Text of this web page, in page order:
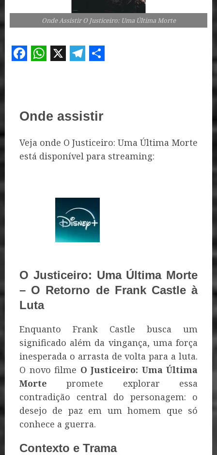
Onde Assistir O Justiceiro: Uma Última Morte
Onde assistir
Veja onde O Justiceiro: Uma Última Morte
está disponível para streaming:
O Justiceiro: Uma Última Morte
– O Retorno de Frank Castle à
Luta
Enquanto Frank Castle busca um
significado além da vingança, uma força
inesperada o arrasta de volta para a luta.
O novo filme O Justiceiro: Uma Última
Morte promete explorar essa
contradição central do personagem: o
desejo de paz em um homem que só
conhece a guerra.
Contexto e Trama